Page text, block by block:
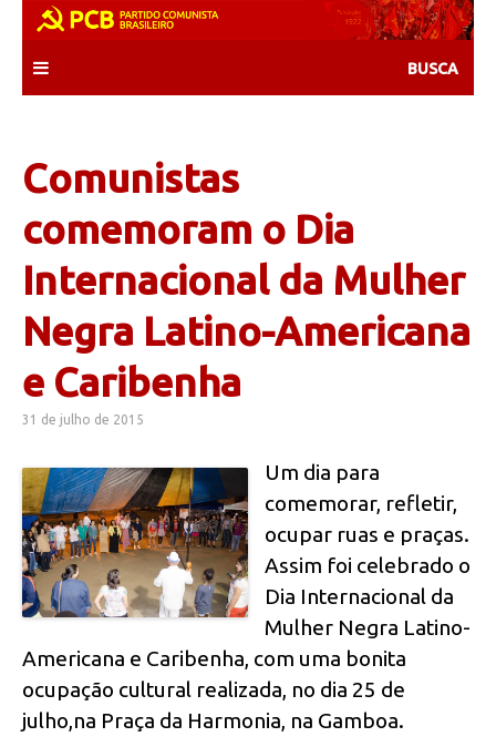
content
Comunistas
comemoram o Dia
Internacional da Mulher
Negra Latino-Americana
e Caribenha
31 de julho de 2015
Um dia para
comemorar, refletir,
ocupar ruas e praças.
Assim foi celebrado o
Dia Internacional da
Mulher Negra Latino-
Americana e Caribenha, com uma bonita
ocupação cultural realizada, no dia 25 de
julho,na Praça da Harmonia, na Gamboa.